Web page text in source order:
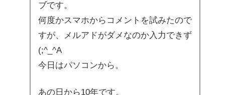
ブです。
何度かスマホからコメントを試みたので
すが、メルアドがダメなのか入力できず
(;^_^A
今日はパソコンから。
あの日から10年です。